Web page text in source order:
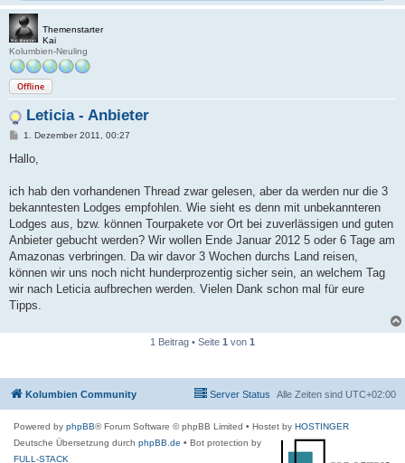
Themenstarter
Kai
Kolumbien-Neuling
Offline
Leticia - Anbieter
B
i
a
1. Dezember 2011, 00:27
Hallo,
ich hab den vorhandenen Thread zwar gelesen, aber da werden nur die 3
bekanntesten Lodges empfohlen. Wie sieht es denn mit unbekannteren
Lodges aus, bzw. können Tourpakete vor Ort bei zuverlässigen und guten
Anbieter gebucht werden? Wir wollen Ende Januar 2012 5 oder 6 Tage am
Amazonas verbringen. Da wir davor 3 Wochen durchs Land reisen,
können wir uns noch nicht hunderprozentig sicher sein, an welchem Tag
wir nach Leticia aufbrechen werden. Vielen Dank schon mal für eure
Tipps.
1 Beitrag • Seite 1 von 1
Kolumbien Community Alle Zeiten sind UTC+02:00
Server Status
Powered by phpBB® Forum Software © phpBB Limited • Hostet by HOSTINGER
Deutsche Übersetzung durch phpBB.de • Bot protection by
FULL-STACK